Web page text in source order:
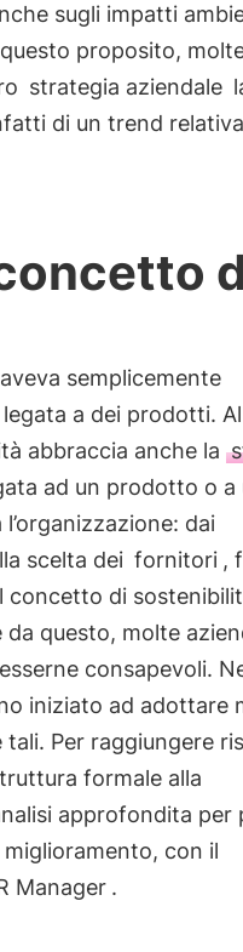
sugli impatti
proposito,
strategia aziendale
di un trend
semplicemente
a dei prodotti. Al
abbraccia anche la
ad un prodotto o a
dai
scelta dei fornitori ,
concetto di
da questo, molte
consapevoli.
iniziato ad adottare
Per raggiungere
formale alla
approfondita per
con il
Manager .